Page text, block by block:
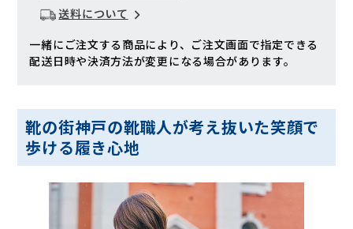
送料について
一緒にご注文する商品により、ご注文画面で指定できる
配送日時や決済方法が変更になる場合があります。
靴の街神戸の靴職人が考え抜いた笑顔で
歩ける履き心地